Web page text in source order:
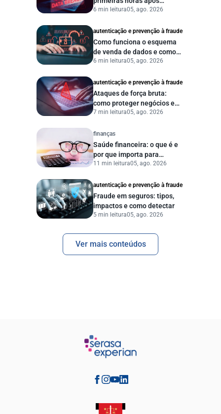
vazamento de dados?
6 min leitura05, ago. 2026
autenticação e prevenção à fraude
Como funciona o esquema
de venda de dados e como
proteger sua empresa?
6 min leitura05, ago. 2026
autenticação e prevenção à fraude
Ataques de força bruta:
como proteger negócios e
dados digitais
7 min leitura05, ago. 2026
finanças
Saúde financeira: o que é e
por que importa para
pessoas e empresas?
11 min leitura05, ago. 2026
autenticação e prevenção à fraude
Fraude em seguros: tipos,
impactos e como detectar
5 min leitura05, ago. 2026
Ver mais conteúdos